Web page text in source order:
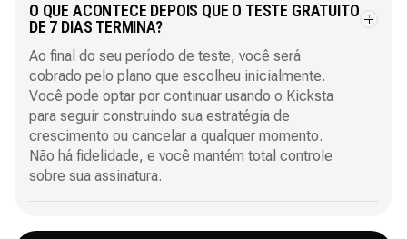
O QUE ACONTECE DEPOIS QUE O TESTE GRATUITO
DE 7 DIAS TERMINA?
Ao final do seu período de teste, você será
cobrado pelo plano que escolheu inicialmente.
Você pode optar por continuar usando o Kicksta
para seguir construindo sua estratégia de
crescimento ou cancelar a qualquer momento.
Não há fidelidade, e você mantém total controle
sobre sua assinatura.